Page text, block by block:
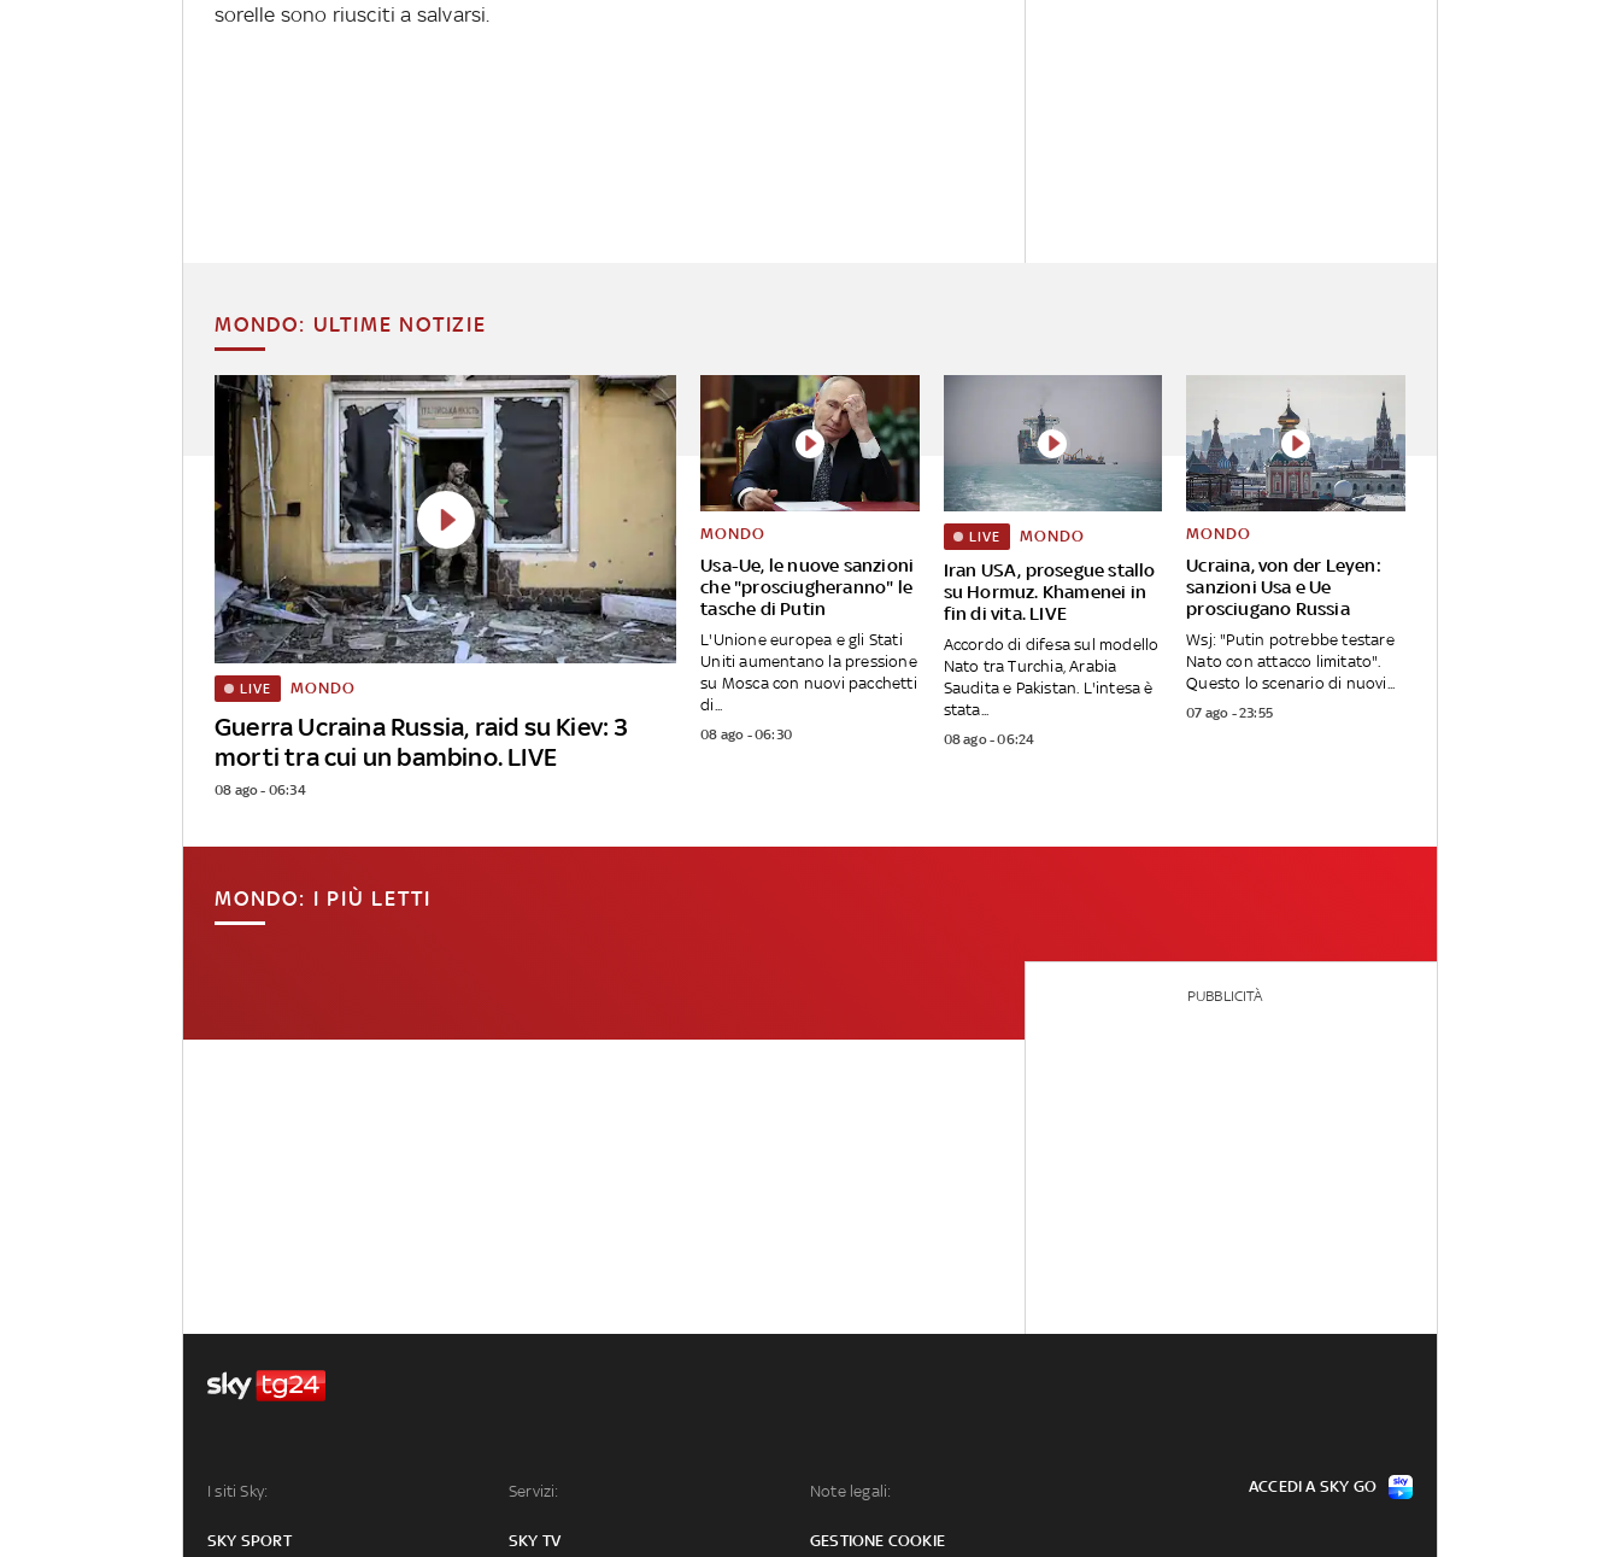
sorelle sono riusciti a salvarsi.
MONDO: ULTIME NOTIZIE
Guerra Ucraina Russia, raid su Kiev: 3
morti tra cui un bambino. LIVE
LIVE MONDO
08 ago - 06:34
Usa-Ue, le nuove sanzioni
che "prosciugheranno" le
tasche di Putin
MONDO
L'Unione europea e gli Stati
Uniti aumentano la pressione
su Mosca con nuovi pacchetti
di...
08 ago - 06:30
Iran USA, prosegue stallo
su Hormuz. Khamenei in
fin di vita. LIVE
LIVE MONDO
Accordo di difesa sul modello
Nato tra Turchia, Arabia
Saudita e Pakistan. L'intesa è
stata...
08 ago - 06:24
Ucraina, von der Leyen:
sanzioni Usa e Ue
prosciugano Russia
MONDO
Wsj: "Putin potrebbe testare
Nato con attacco limitato".
Questo lo scenario di nuovi...
07 ago - 23:55
MONDO: I PIÙ LETTI
PUBBLICITÀ
I siti Sky:
SKY SPORT
Servizi:
SKY TV
Note legali:
GESTIONE COOKIE
ACCEDI A SKY GO